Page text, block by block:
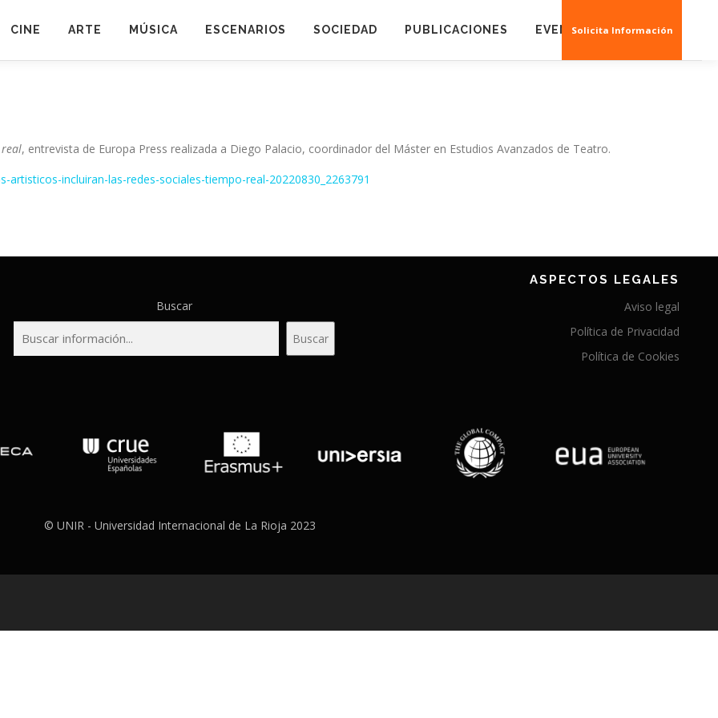
CINE ARTE MÚSICA ESCENARIOS SOCIEDAD PUBLICACIONES EVENTOS CREAS 3D
real, entrevista de Europa Press realizada a Diego Palacio, coordinador del Máster en Estudios Avanzados de Teatro.
incluiran-las-redes-sociales-tiempo-real-20220830_2263791
Buscar
Buscar
Solicita Información
ASPECTOS LEGALES
Aviso legal
Política de Privacidad
Política de Cookies
© UNIR - Universidad Internacional de La Rioja 2023